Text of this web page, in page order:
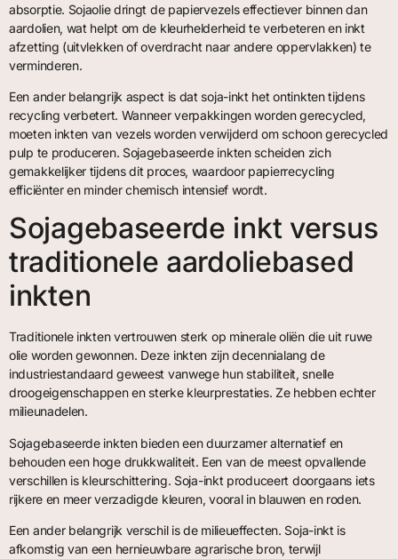
absorptie. Sojaolie dringt de papiervezels effectiever binnen dan
aardolien, wat helpt om de kleurhelderheid te verbeteren en inkt
afzetting (uitvlekken of overdracht naar andere oppervlakken) te
verminderen.
Een ander belangrijk aspect is dat soja-inkt het ontinkten tijdens
recycling verbetert. Wanneer verpakkingen worden gerecycled,
moeten inkten van vezels worden verwijderd om schoon gerecycled
pulp te produceren. Sojagebaseerde inkten scheiden zich
gemakkelijker tijdens dit proces, waardoor papierrecycling
efficiënter en minder chemisch intensief wordt.
Sojagebaseerde inkt versus
traditionele aardoliebased
inkten
Traditionele inkten vertrouwen sterk op minerale oliën die uit ruwe
olie worden gewonnen. Deze inkten zijn decennialang de
industriestandaard geweest vanwege hun stabiliteit, snelle
droogeigenschappen en sterke kleurprestaties. Ze hebben echter
milieunadelen.
Sojagebaseerde inkten bieden een duurzamer alternatief en
behouden een hoge drukkwaliteit. Een van de meest opvallende
verschillen is kleurschittering. Soja-inkt produceert doorgaans iets
rijkere en meer verzadigde kleuren, vooral in blauwen en roden.
Een ander belangrijk verschil is de milieueffecten. Soja-inkt is
afkomstig van een hernieuwbare agrarische bron, terwijl